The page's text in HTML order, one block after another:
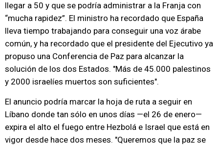
llegar a 50 y que se podría administrar a la Franja con
“mucha rapidez”. El ministro ha recordado que España
lleva tiempo trabajando para conseguir una voz árabe
común, y ha recordado que el presidente del Ejecutivo ya
propuso una Conferencia de Paz para alcanzar la
solución de los dos Estados. "Más de 45.000 palestinos
y 2000 israelíes muertos son suficientes".
El anuncio podría marcar la hoja de ruta a seguir en
Líbano donde tan sólo en unos días —el 26 de enero—
expira el alto el fuego entre Hezbolá e Israel que está en
vigor desde hace dos meses. "Queremos que la paz se